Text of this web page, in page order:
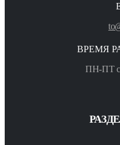
ВРЕМЯ
ПН-ПТ с